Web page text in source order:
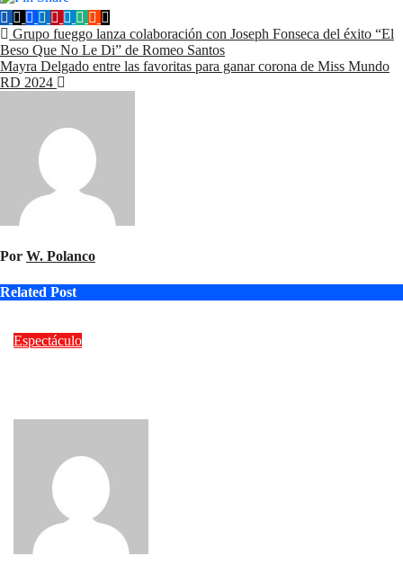
Navegación
de
entradas
Grupo fueggo lanza colaboración con Joseph Fonseca del éxito “El
Beso Que No Le Di” de Romeo Santos
Mayra Delgado entre las favoritas para ganar corona de Miss Mundo
RD 2024
Por W. Polanco
Related Post
Espectáculo